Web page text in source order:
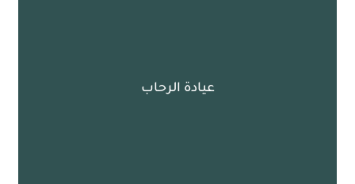
عيادة الرحاب